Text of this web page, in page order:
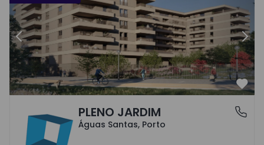
Précédent
Águas Santas, PortoPLENO JARDIM
Águas Santas, Porto